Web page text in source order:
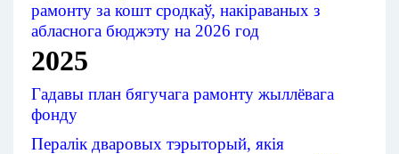
рамонту за кошт сродкаў, накіраваных з
абласнога бюджэту на 2026 год
2025
Гадавы план бягучага рамонту жыллёвага
фонду
Пералік дваровых тэрыторый, якія